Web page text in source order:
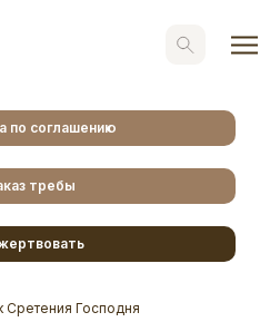
по соглашению
требы
Сретения Господня